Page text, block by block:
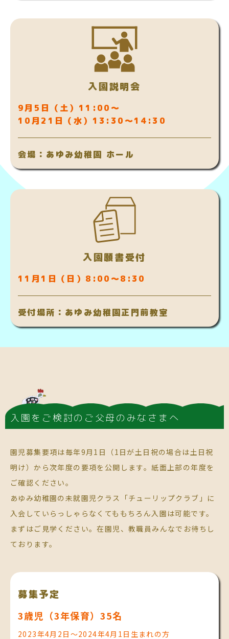
入園説明会
9月5日（土）11:00～
10月21日（水）13:30～14:30
会場：あゆみ幼稚園 ホール
入園願書受付
11月1日（日）8:00～8:30
受付場所：あゆみ幼稚園正門前教室
入園をご検討のご父母のみなさまへ
園児募集要項は毎年9月1日（1日が土日祝の場合は土日祝
明け）から次年度の要項を公開します。紙面上部の年度を
ご確認ください。
あゆみ幼稚園の未就園児クラス「チューリップクラブ」に
入会していらっしゃらなくてももちろん入園は可能です。
まずはご見学ください。在園児、教職員みんなでお待ちし
ております。
募集予定
3歳児（3年保育）35名
2023年4月2日～2024年4月1日生まれの方